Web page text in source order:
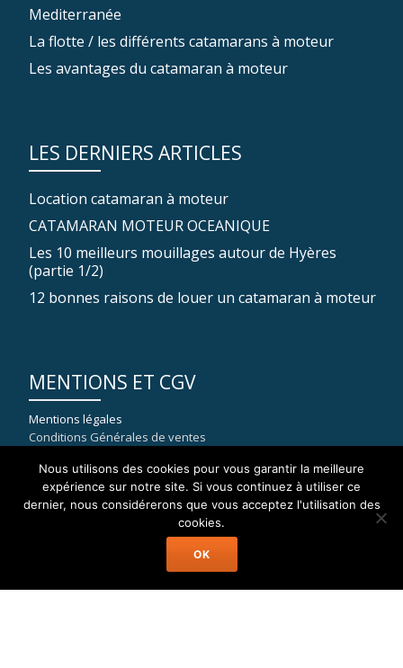
Mediterranée
La flotte / les différents catamarans à moteur
Les avantages du catamaran à moteur
LES DERNIERS ARTICLES
Location catamaran à moteur
CATAMARAN MOTEUR OCEANIQUE
Les 10 meilleurs mouillages autour de Hyères
(partie 1/2)
12 bonnes raisons de louer un catamaran à moteur
MENTIONS ET CGV
Mentions légales
Conditions Générales de ventes
83400 HYERES
Nous utilisons des cookies pour vous garantir la meilleure
expérience sur notre site. Si vous continuez à utiliser ce
dernier, nous considérerons que vous acceptez l'utilisation des
cookies.
OK